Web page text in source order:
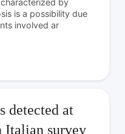
is a possibility due
involved ar
detected at
Italian survey